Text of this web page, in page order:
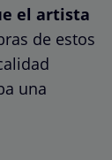
el artista
de estos
una